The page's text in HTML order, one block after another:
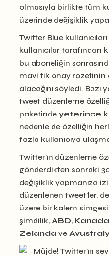
olmasıyla birlikte tüm
üzerinde değişiklik
Twitter Blue
kullanıcılar tarafından
bu aboneliğin
mavi tik onay rozetinin
alacağını söyledi. Bazı
tweet düzenleme
paketinde yeterince
nedenle de özelliğin
fazla kullanıcıya
Twitter’ın düzenleme
gönderdikten sonraki
değişiklik yapmanıza
düzenlenen tweet’ler,
üzere bir kalem
şimdilik,ABD, Kanada
Zelandave